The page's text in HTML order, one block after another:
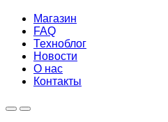
Магазин
FAQ
Техноблог
Новости
О нас
Контакты